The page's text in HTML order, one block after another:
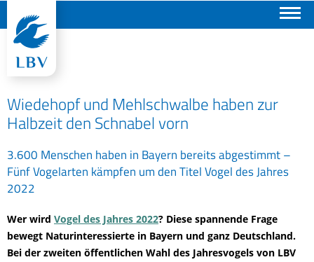
Wiedehopf und Mehlschwalbe haben zur
Halbzeit den Schnabel vorn
3.600 Menschen haben in Bayern bereits abgestimmt –
Fünf Vogelarten kämpfen um den Titel Vogel des Jahres
2022
Wer wird Vogel des Jahres 2022? Diese spannende Frage
bewegt Naturinteressierte in Bayern und ganz Deutschland.
Bei der zweiten öffentlichen Wahl des Jahresvogels von LBV